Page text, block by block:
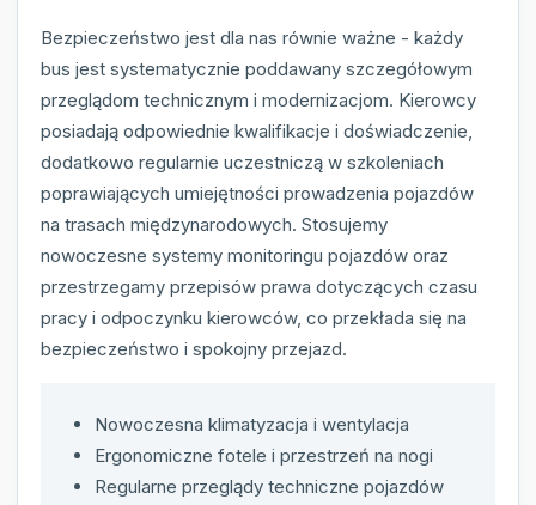
Bezpieczeństwo jest dla nas równie ważne - każdy
bus jest systematycznie poddawany szczegółowym
przeglądom technicznym i modernizacjom. Kierowcy
posiadają odpowiednie kwalifikacje i doświadczenie,
dodatkowo regularnie uczestniczą w szkoleniach
poprawiających umiejętności prowadzenia pojazdów
na trasach międzynarodowych. Stosujemy
nowoczesne systemy monitoringu pojazdów oraz
przestrzegamy przepisów prawa dotyczących czasu
pracy i odpoczynku kierowców, co przekłada się na
bezpieczeństwo i spokojny przejazd.
Nowoczesna klimatyzacja i wentylacja
Ergonomiczne fotele i przestrzeń na nogi
Regularne przeglądy techniczne pojazdów